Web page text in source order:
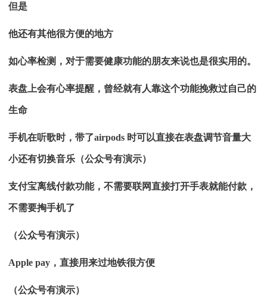
但是
他还有其他很方便的地方
如心率检测，对于需要健康功能的朋友来说也是很实用的。
表盘上会有心率提醒，曾经就有人靠这个功能挽救过自己的
生命
手机在听歌时，带了airpods 时可以直接在表盘调节音量大
小还有切换音乐（公众号有演示）
支付宝离线付款功能，不需要联网直接打开手表就能付款，
不需要掏手机了
（公众号有演示）
Apple pay，直接用来过地铁很方便
（公众号有演示）